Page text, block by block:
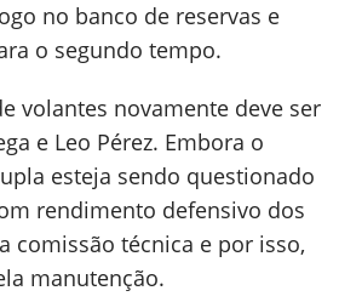
no banco de reservas e
o segundo tempo.
volantes novamente deve ser
e Leo Pérez. Embora o
esteja sendo questionado
rendimento defensivo dos
comissão técnica e por isso,
manutenção.